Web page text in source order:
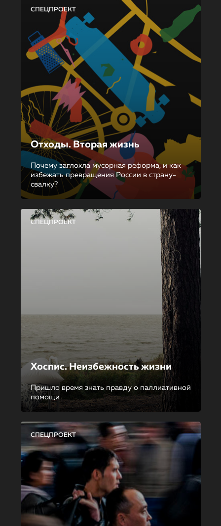
СПЕЦПРОЕКТ
Отходы. Вторая жизнь
Почему заглохла мусорная реформа, и как
избежать превращения России в страну-
свалку?
СПЕЦПРОЕКТ
Хоспис. Неизбежность жизни
Пришло время знать правду о паллиативной
помощи
СПЕЦПРОЕКТ